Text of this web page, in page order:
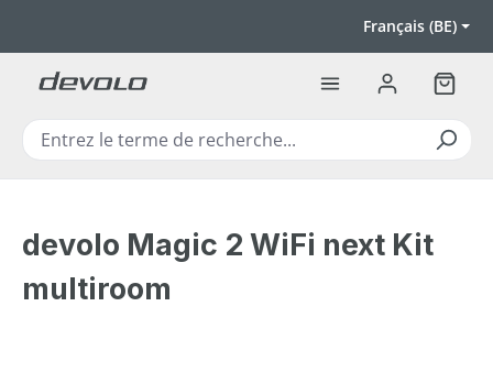
Français (BE)
Le
devolo Magic 2 WiFi next Kit
multiroom